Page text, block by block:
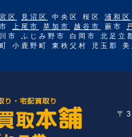
区 見沼区 中央区 桜区 浦和区
上尾市 草加市 越谷市 蕨市
市 ふじみ野市 白岡市 北足
小鹿野町 東秩父村 児玉郡
〒